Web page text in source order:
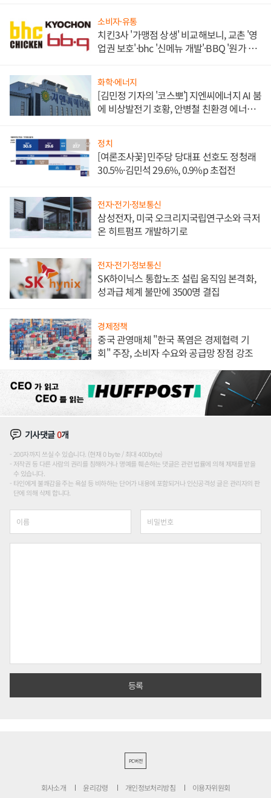
소비자·유통
치킨3사 '가맹점 상생' 비교해보니, 교촌 '영
업권 보호'·bhc '신메뉴 개발'·BBQ '원가 부
화학·에너지
[김민정 기자의 '코스뽀'] 지엔씨에너지 AI 붐
에 비상발전기 호황, 안병철 친환경 에너지
정치
[여론조사꽃] 민주당 당대표 선호도 정청래
30.5%·김민석 29.6%, 0.9%p 초접전
전자·전기·정보통신
삼성전자, 미국 오크리지국립연구소와 극저
온 히트펌프 개발하기로
전자·전기·정보통신
SK하이닉스 통합노조 설립 움직임 본격화,
성과급 체계 불만에 3500명 결집
경제정책
중국 관영매체 "한국 폭염은 경제협력 기
회" 주장, 소비자 수요와 공급망 장점 강조
기사댓글0개
200자까지 쓰실 수 있습니다. (현재 0 byte / 최대 400byte)
저작권 등 다른 사람의 권리를 침해하거나 명예를 훼손하는 댓글은 관련 법률에 의해 제재를 받을
수 있습니다.
타인에게 불쾌감을 주는 욕설 등 비하하는 단어가 내용에 포함되거나 인신공격성 글은 관리자의 판
단에 의해 삭제 합니다.
PC버전
회사소개 윤리강령 개인정보처리방침 이용자위원회